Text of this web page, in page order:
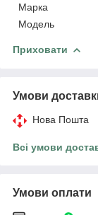
Марка
Модель
Приховати
Умови
Нова Пошта
Всі умови
Умови оплати